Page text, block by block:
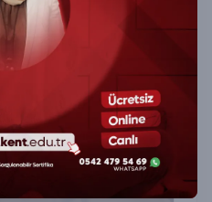
Sertifika Programı ile
öğrenin, hayvan
profesyonel